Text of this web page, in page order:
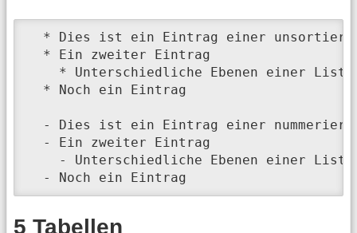
* Dies ist ein Eintrag einer
  * Ein zweiter Eintrag
* Unterschiedliche Ebenen einer
  * Noch ein Eintrag
- Dies ist ein Eintrag einer
  - Ein zweiter Eintrag
- Unterschiedliche Ebenen einer
  - Noch ein Eintrag
5 Tabellen